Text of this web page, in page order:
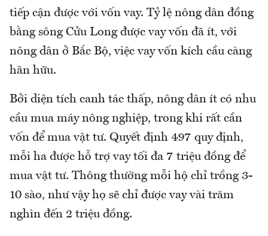
tiếp cận được với vốn vay. Tỷ lệ nông dân đồng
bằng sông Cửu Long được vay vốn đã ít, với
nông dân ở Bắc Bộ, việc vay vốn kích cầu càng
hãn hữu.
Bởi diện tích canh tác thấp, nông dân ít có nhu
cầu mua máy nông nghiệp, trong khi rất cần
vốn để mua vật tư. Quyết định 497 quy định,
mỗi ha được hỗ trợ vay tối đa 7 triệu đồng để
mua vật tư. Thông thường mỗi hộ chỉ trồng 3-
10 sào, như vậy họ sẽ chỉ được vay vài trăm
nghìn đến 2 triệu đồng.